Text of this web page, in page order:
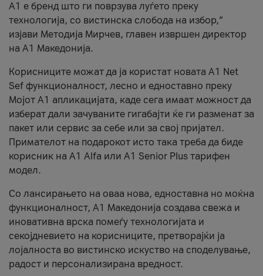
А1 е бренд што ги поврзува луѓето преку
технологија, со вистинска слобода на избор,“
изјави Методија Мирчев, главен извршен директор
на А1 Македонија.
Корисниците можат да ја користат новата А1 Net
Sef функционалност, лесно и едноставно преку
Мојот А1 апликацијата, каде сега имаат можност да
изберат дали зачуваните гигабајти ќе ги разменат за
пакет или сервис за себе или за свој пријател.
Примателот на подарокот исто така треба да биде
корисник на А1 Alfa или A1 Senior Plus тарифен
модел.
Со лансирањето на оваа нова, едноставна но моќна
функционалност, А1 Македонија создава свежа и
иновативна врска помеѓу технологијата и
секојдневието на корисниците, претворајќи ја
лојалноста во вистинско искуство на споделување,
радост и персонализирана вредност.